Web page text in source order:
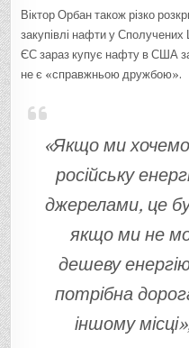
Віктор Орбан також різко
закупівлі нафти у
ЄС зараз купує нафту в США
не є «справжньою дружбою».
«Якщо ми
російську
джерелами, це
якщо ми не
дешеву
потрібна
іншому